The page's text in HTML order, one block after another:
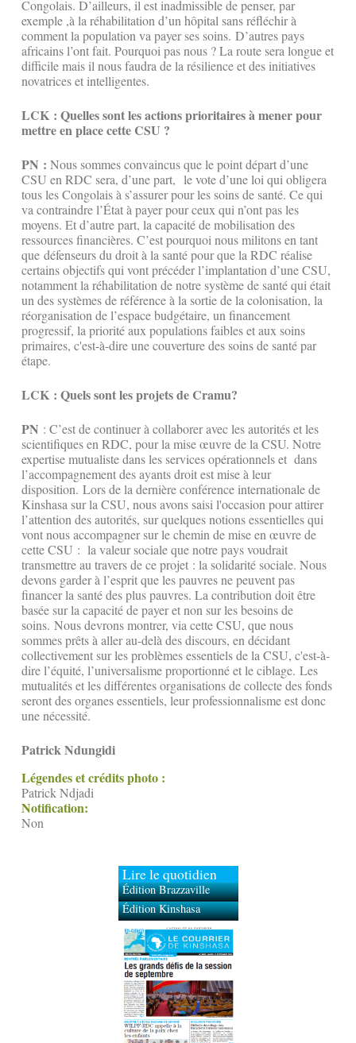
Congolais. D’ailleurs, il est inadmissible de penser, par
exemple ,à la réhabilitation d’un hôpital sans réfléchir à
comment la population va payer ses soins. D’autres pays
africains l’ont fait. Pourquoi pas nous ? La route sera longue et
difficile mais il nous faudra de la résilience et des initiatives
novatrices et intelligentes.
LCK : Quelles sont les actions prioritaires à mener pour
mettre en place cette CSU ?
PN : Nous sommes convaincus que le point départ d’une
CSU en RDC sera, d’une part, le vote d’une loi qui obligera
tous les Congolais à s’assurer pour les soins de santé. Ce qui
va contraindre l’État à payer pour ceux qui n’ont pas les
moyens. Et d’autre part, la capacité de mobilisation des
ressources financières. C’est pourquoi nous militons en tant
que défenseurs du droit à la santé pour que la RDC réalise
certains objectifs qui vont précéder l’implantation d’une CSU,
notamment la réhabilitation de notre système de santé qui était
un des systèmes de référence à la sortie de la colonisation, la
réorganisation de l’espace budgétaire, un financement
progressif, la priorité aux populations faibles et aux soins
primaires, c'est-à-dire une couverture des soins de santé par
étape.
LCK : Quels sont les projets de Cramu?
PN : C’est de continuer à collaborer avec les autorités et les
scientifiques en RDC, pour la mise œuvre de la CSU. Notre
expertise mutualiste dans les services opérationnels et dans
l’accompagnement des ayants droit est mise à leur
disposition. Lors de la dernière conférence internationale de
Kinshasa sur la CSU, nous avons saisi l'occasion pour attirer
l’attention des autorités, sur quelques notions essentielles qui
vont nous accompagner sur le chemin de mise en œuvre de
cette CSU : la valeur sociale que notre pays voudrait
transmettre au travers de ce projet : la solidarité sociale. Nous
devons garder à l’esprit que les pauvres ne peuvent pas
financer la santé des plus pauvres. La contribution doit être
basée sur la capacité de payer et non sur les besoins de
soins. Nous devrons montrer, via cette CSU, que nous
sommes prêts à aller au-delà des discours, en décidant
collectivement sur les problèmes essentiels de la CSU, c'est-à-
dire l’équité, l’universalisme proportionné et le ciblage. Les
mutualités et les différentes organisations de collecte des fonds
seront des organes essentiels, leur professionnalisme est donc
une nécessité.
Patrick Ndungidi
Légendes et crédits photo :
Patrick Ndjadi
Notification:
Non
Lire le quotidien
Édition Brazzaville
Édition Kinshasa